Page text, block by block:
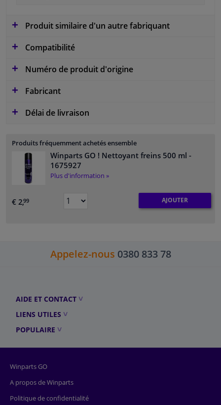
Produit similaire d'un autre fabriquant
Compatibilité
Numéro de produit d'origine
Fabricant
Délai de livraison
Produits fréquemment achetés ensemble
Winparts GO ! Nettoyant freins 500 ml -
1675927
Plus d'information »
€ 2,99 AJOUTER
Appelez-nous 0380 833 78
AIDE ET CONTACT
LIENS UTILES
POPULAIRE
Winparts GO
A propos de Winparts
Politique de confidentialité